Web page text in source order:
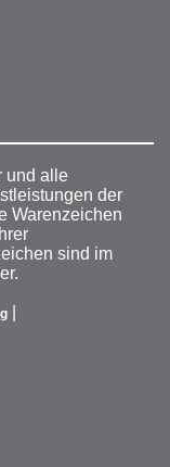
und alle
der
Warenzeichen
sind im